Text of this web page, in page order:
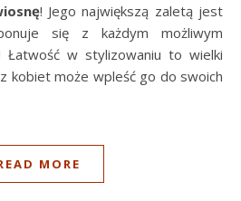
! Jego największą zaletą jest
się z każdym możliwym
Łatwość w stylizowaniu to wielki
kobiet może wpleść go do swoich
MORE